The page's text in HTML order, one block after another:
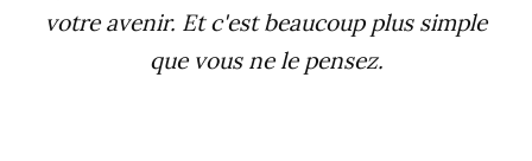
votre avenir. Et c'est beaucoup plus simple
que vous ne le pensez.